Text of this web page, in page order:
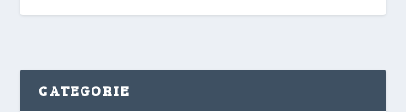
CATEGORIE